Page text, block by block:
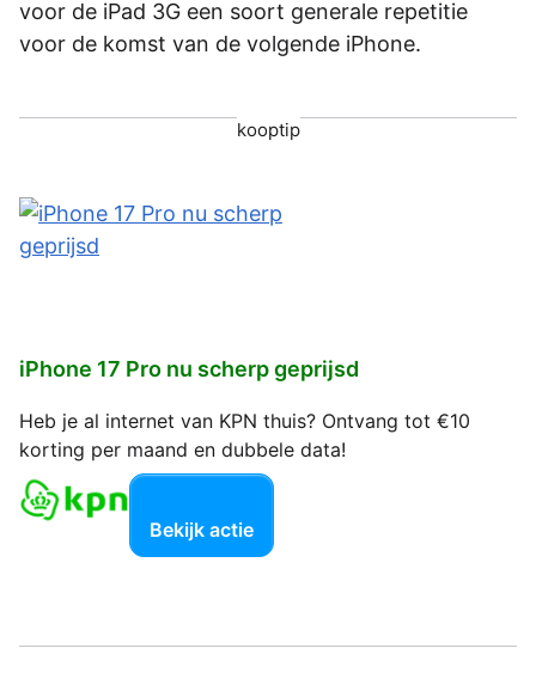
voor de iPad 3G een soort generale repetitie
voor de komst van de volgende iPhone.
kooptip
iPhone 17 Pro nu scherp geprijsd
Heb je al internet van KPN thuis? Ontvang tot €10
korting per maand en dubbele data!
Bekijk actie